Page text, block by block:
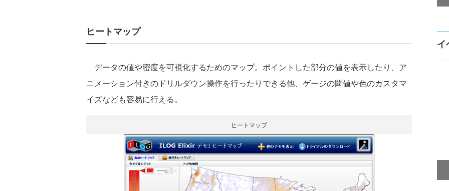
ヒートマップ
データの値や密度を可視化するためのマップ。ポイントした部分の値を表示したり、ア
ニメーション付きのドリルダウン操作を行ったりできる他、ゲージの閾値や色のカスタマ
イズなども容易に行える。
ヒートマップ
イ